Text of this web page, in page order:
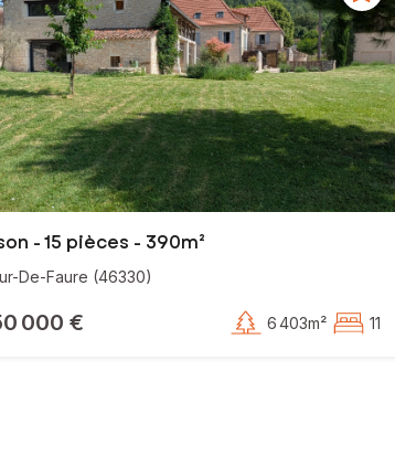
- 15 pièces - 390m²
De-Faure (46330)
000 € 6 403m² 11